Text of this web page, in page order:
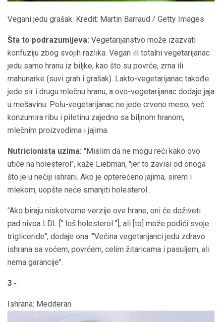
Vegani jedu grašak. Kredit: Martin Barraud / Getty Images
Šta to podrazumijeva: Vegetarijanstvo može izazvati
konfuziju zbog svojih razlika. Vegan ili totalni vegetarijanac
jedu samo hranu iz biljke, kao što su povrće, zrna ili
mahunarke (suvi grah i grašak). Lakto-vegetarijanac takođe
jede sir i drugu mlečnu hranu, a ovo-vegetarijanac dodaje jaja
u mešavinu. Polu-vegetarijanac ne jede crveno meso, već
konzumira ribu i piletinu zajedno sa biljnom hranom,
mlečnim proizvodima i jajima.
Nutricionista uzima: "Mislim da ne mogu reći kako ovo
utiče na holesterol", kaže Liebman, "jer to zavisi od onoga
što je u nečiji ishrani. Ako je opterećeno jajima, sirem i
mlekom, uopšte neće smanjiti holesterol .
"Ako biraju niskotvorne verzije ove hrane, oni će doživeti
pad nivoa LDL [" loš holesterol "], ali [to] može podići svoje
trigliceride", dodaje ona. "Većina vegetarijanci jedu zdravo
ishrana sa voćem, povrćem, celim žitaricama i pasuljem, ali
nema garancije".
3 -
Ishrana: Mediteran